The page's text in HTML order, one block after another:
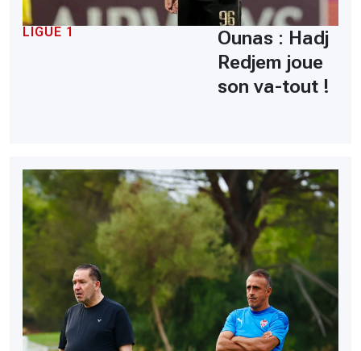
LIGUE 1
Ounas : Hadj
Redjem joue
son va-tout !